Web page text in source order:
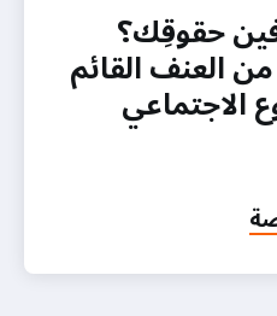
حقوقِك؟
العنف القائم
الاجتماعي